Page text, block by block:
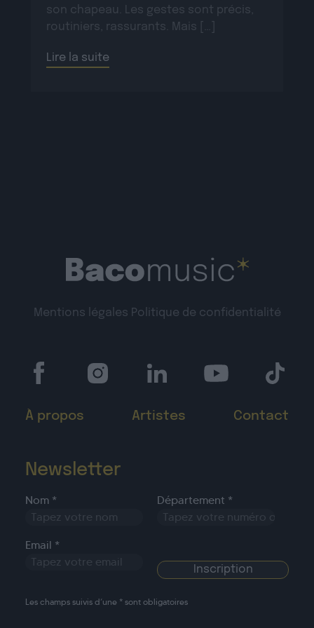
son chapeau. Les gestes sont précis,
routiniers, rassurants. Mais […]
Lire la suite
Mentions légales Politique de confidentialité
À propos Artistes Contact
Newsletter
Nom * Département *
Email *
Les champs suivis d’une * sont obligatoires